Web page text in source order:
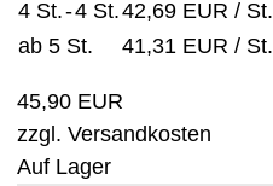
4 St.-4 St.42,69 EUR / St.
ab 5 St.
41,31 EUR / St.
45,90 EUR
zzgl. Versandkosten
Auf Lager